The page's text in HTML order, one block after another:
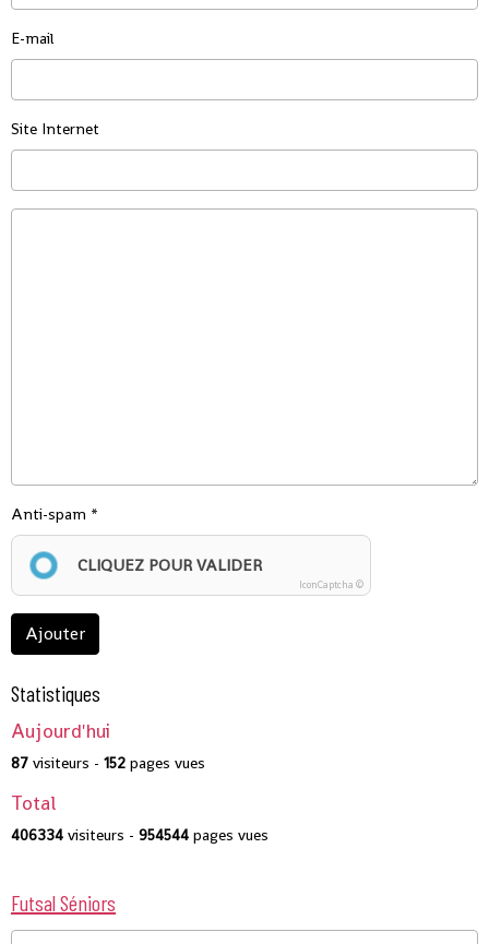
E-mail
Site Internet
Anti-spam
CLIQUEZ POUR VALIDER
IconCaptcha ©
Ajouter
Statistiques
Aujourd'hui
87 visiteurs - 152 pages vues
Total
406334 visiteurs - 954544 pages vues
Futsal Séniors